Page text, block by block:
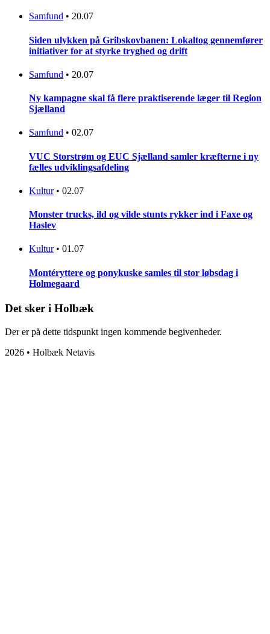
Samfund • 20.07
Siden ulykken på Gribskovbanen: Lokaltog gennemfører
initiativer for at styrke tryghed og drift
Samfund • 20.07
Ny kampagne skal få flere praktiserende læger til Region
Sjælland
Samfund • 02.07
VUC Storstrøm og EUC Sjælland samler kræfterne i ny
fælles udviklingsafdeling
Kultur • 02.07
Monster trucks, ild og vilde stunts rykker ind i Faxe og
Haslev
Kultur • 01.07
Montéryttere og ponykuske samles til stor løbsdag i
Holmegaard
Det sker i Holbæk
Der er på dette tidspunkt ingen kommende begivenheder.
2026 • Holbæk Netavis